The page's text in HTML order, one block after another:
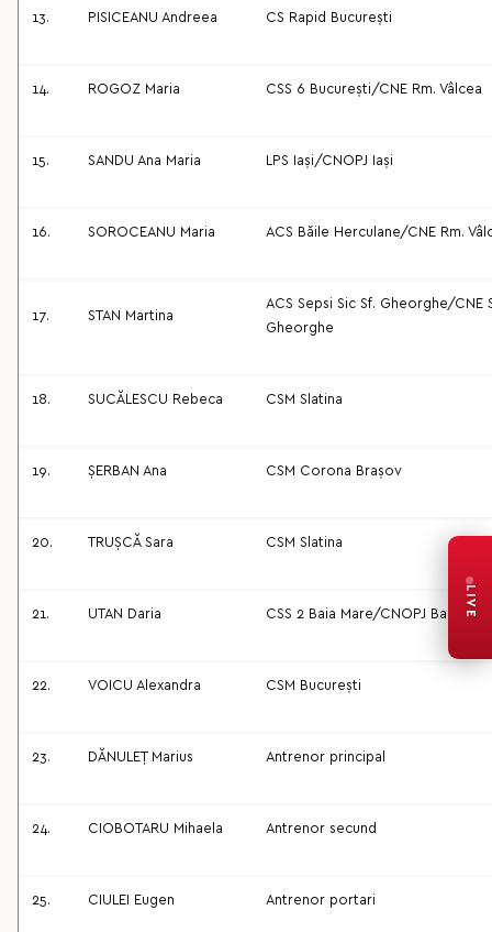
13. PISICEANU Andreea CS Rapid București
14. ROGOZ Maria CSS 6 București/CNE Rm. Vâlcea
15. SANDU Ana Maria LPS Iași/CNOPJ Iași
16. SOROCEANU Maria ACS Băile Herculane/CNE Rm.
17. STAN Martina
ACS Sepsi Sic Sf. Gheorghe/CNE
Gheorghe
18. SUCĂLESCU Rebeca CSM Slatina
19. ȘERBAN Ana CSM Corona Brașov
20. TRUȘCĂ Sara CSM Slatina
21. UTAN Daria CSS 2 Baia Mare/CNOPJ Baia
22. VOICU Alexandra CSM București
23. DĂNULEȚ Marius Antrenor principal
24. CIOBOTARU Mihaela Antrenor secund
25. CIULEI Eugen Antrenor portari
LIVE